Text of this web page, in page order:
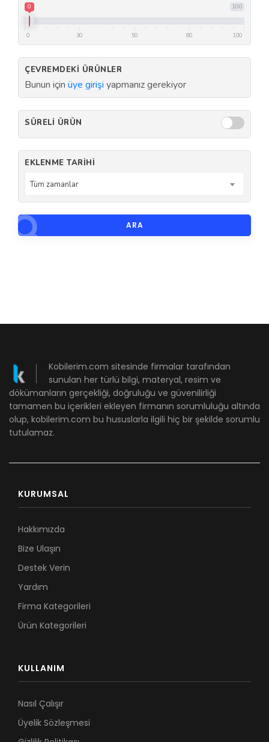
100
0
0 30 50 80 100
ÇEVREMDEKI ÜRÜNLER
Bunun için üye girişi yapmanız gerekiyor
SÜRELI ÜRÜN
EKLENME TARIHI
Tüm zamanlar
ARA
Kobilerim.com sitesinde firmalar tarafından
sunulan her türlü bilgi, materyal, resim ve
dökümanların gerçekliği, doğruluğu ve güvenilirliği
tamamen bu içerikleri ekleyen firmanın sorumluluğu altında
olup, kobilerim.com bu hususlarla ilgili hiç bir şekilde sorumlu
tutulamaz.
KURUMSAL
Hakkımızda
Bize Ulaşın
Destek Verin
Yardım
Firma Kategorileri
Ürün Kategorileri
KULLANIM
Nasıl Çalışır
Üyelik Sözleşmesi